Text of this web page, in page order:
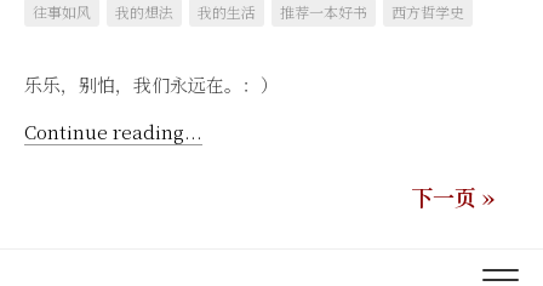
往事如风 我的想法 我的生活 推荐一本好书 西方哲学史
乐乐，别怕，我们永远在。：）
Continue reading...
下一页 »